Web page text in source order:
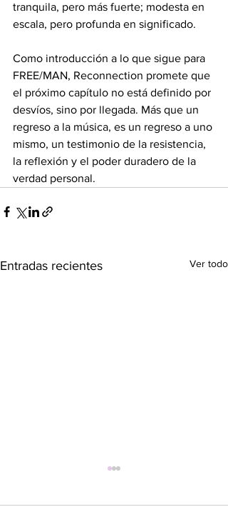
tranquila, pero más fuerte; modesta en
escala, pero profunda en significado.
Como introducción a lo que sigue para
FREE/MAN, Reconnection promete que
el próximo capítulo no está definido por
desvíos, sino por llegada. Más que un
regreso a la música, es un regreso a uno
mismo, un testimonio de la resistencia,
la reflexión y el poder duradero de la
verdad personal.
Entradas recientes Ver todo